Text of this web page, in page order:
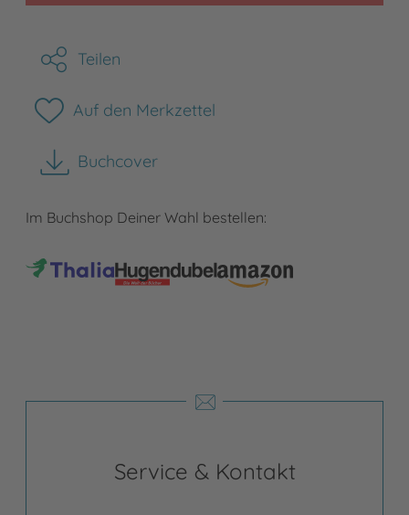
Teilen
Auf den Merkzettel
Buchcover
herunterladen
Im Buchshop Deiner Wahl bestellen:
Service & Kontakt